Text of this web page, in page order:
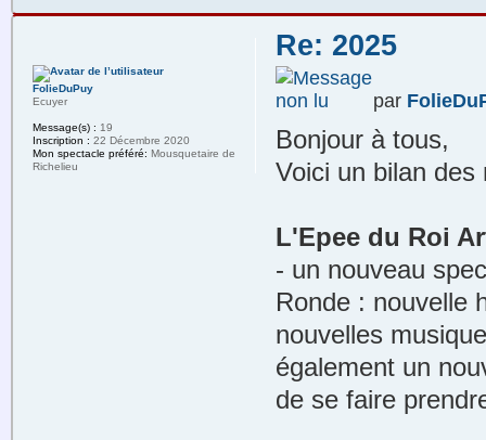
Re: 2025
par
Bonjour à tous,
Voici un bilan
L'Epee du Roi
- un nouveau
Ronde : nouvelle
nouvelles
également un
de se faire
FolieDuPuy
Ecuyer
Message(s) : 19
Inscription : 22 Décembre 2020
Mon spectacle préféré: Mousquetaire de
Richelieu